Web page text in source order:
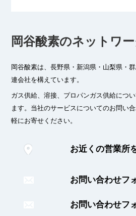
岡谷酸素のネットワー
岡谷酸素は、長野県・新潟県・山梨県・
連会社を構えています。
ガス供給、溶接、プロパンガス供給につ
ます。 当社のサービスについてのお問い
軽にお寄せください。
お近くの営業所
お問い合わせフ
お問い合わせフ